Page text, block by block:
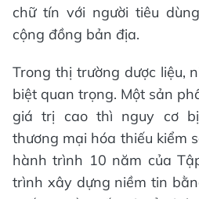
chữ tín với người tiêu
cộng đồng bản địa.
Trong thị trường dược liệu,
biệt quan trọng. Một sản
giá trị cao thì nguy cơ
thương mại hóa thiếu kiểm
hành trình 10 năm của
trình xây dựng niềm tin